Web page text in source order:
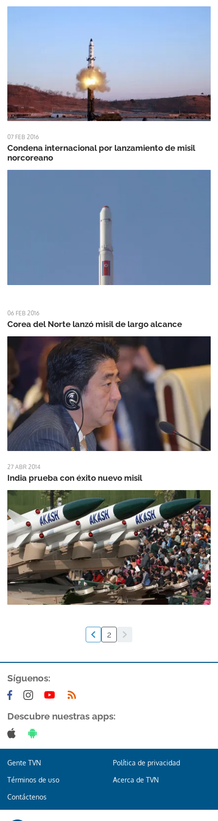
07 FEB 2016
Condena internacional por lanzamiento de misil
norcoreano
06 FEB 2016
Corea del Norte lanzó misil de largo alcance
27 ABR 2014
India prueba con éxito nuevo misil
2
Síguenos:
Descubre nuestras apps:
Gente TVN Política de privacidad
Términos de uso Acerca de TVN
Contáctenos